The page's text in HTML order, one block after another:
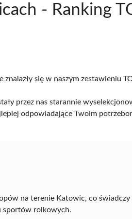
- Ranking
się w naszym zestawieniu
przez nas starannie
odpowiadające Twoim
na terenie Katowic, co świadczy
sportów rolkowych.